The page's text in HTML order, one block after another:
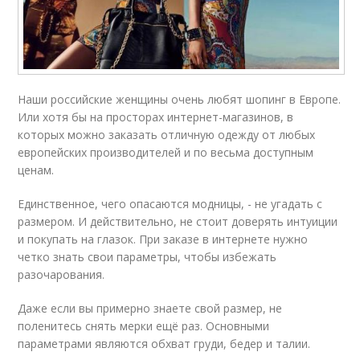
Наши российские женщины очень любят шопинг в Европе.
Или хотя бы на просторах интернет-магазинов, в
которых можно заказать отличную одежду от любых
европейских производителей и по весьма доступным
ценам.
Единственное, чего опасаются модницы, - не угадать с
размером. И действительно, не стоит доверять интуиции
и покупать на глазок. При заказе в интернете нужно
четко знать свои параметры, чтобы избежать
разочарования.
Даже если вы примерно знаете свой размер, не
поленитесь снять мерки ещё раз. Основными
параметрами являются обхват груди, бедер и талии.